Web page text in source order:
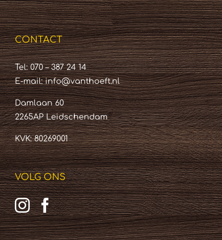
CONTACT
Tel: 070 – 387 24 14
E-mail:info@vanthoeft.nl
Damlaan 60
2265AP Leidschendam
KVK: 80269001
VOLG ONS